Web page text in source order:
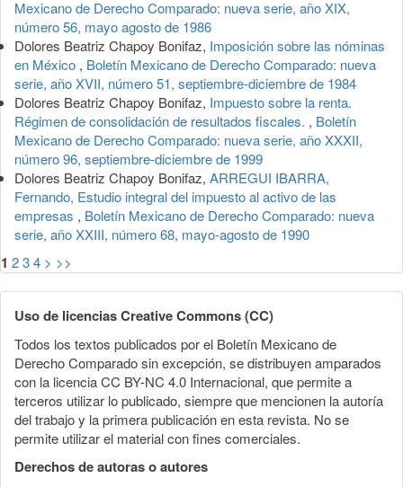
Mexicano de Derecho Comparado: nueva serie, año XIX,
número 56, mayo agosto de 1986
Dolores Beatriz Chapoy Bonifaz, Imposición sobre las nóminas
en México , Boletín Mexicano de Derecho Comparado: nueva
serie, año XVII, número 51, septiembre-diciembre de 1984
Dolores Beatriz Chapoy Bonifaz, Impuesto sobre la renta.
Régimen de consolidación de resultados fiscales. , Boletín
Mexicano de Derecho Comparado: nueva serie, año XXXII,
número 96, septiembre-diciembre de 1999
Dolores Beatriz Chapoy Bonifaz, ARREGUI IBARRA,
Fernando, Estudio integral del impuesto al activo de las
empresas , Boletín Mexicano de Derecho Comparado: nueva
serie, año XXIII, número 68, mayo-agosto de 1990
1 234 > >>
Uso de licencias Creative Commons (CC)
Todos los textos publicados por el Boletín Mexicano de
Derecho Comparado sin excepción, se distribuyen amparados
con la licencia CC BY-NC 4.0 Internacional, que permite a
terceros utilizar lo publicado, siempre que mencionen la autoría
del trabajo y la primera publicación en esta revista. No se
permite utilizar el material con fines comerciales.
Derechos de autoras o autores